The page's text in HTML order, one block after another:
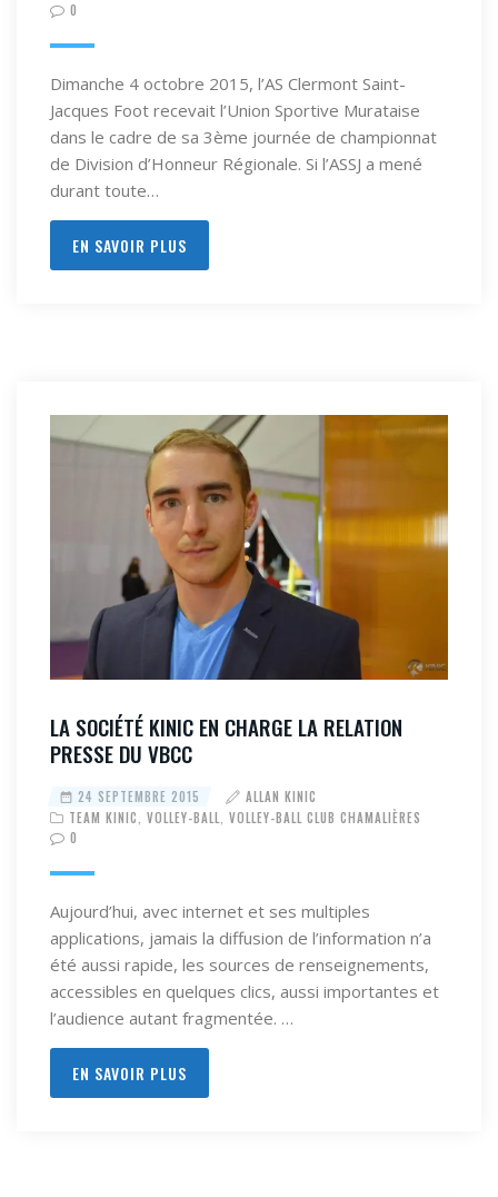
0
Dimanche 4 octobre 2015, l’AS Clermont Saint-
Jacques Foot recevait l’Union Sportive Murataise
dans le cadre de sa 3ème journée de championnat
de Division d’Honneur Régionale. Si l’ASSJ a mené
durant toute…
EN SAVOIR PLUS
LA SOCIÉTÉ KINIC EN CHARGE LA RELATION
PRESSE DU VBCC
24 SEPTEMBRE 2015
ALLAN KINIC
TEAM KINIC, VOLLEY-BALL, VOLLEY-BALL CLUB CHAMALIÈRES
0
Aujourd’hui, avec internet et ses multiples
applications, jamais la diffusion de l’information n’a
été aussi rapide, les sources de renseignements,
accessibles en quelques clics, aussi importantes et
l’audience autant fragmentée. …
EN SAVOIR PLUS